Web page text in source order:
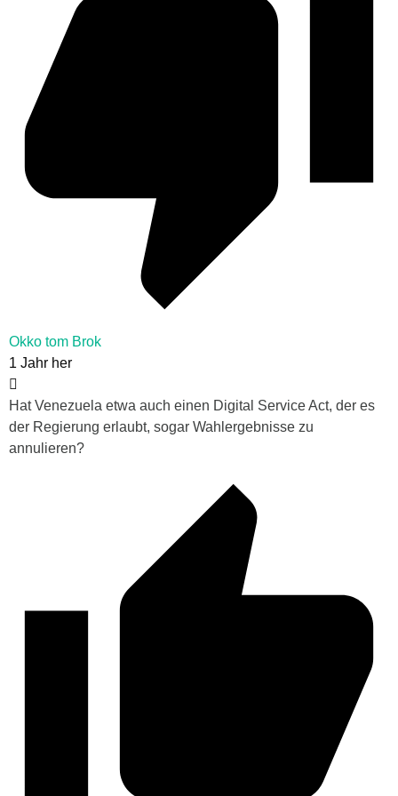
Okko tom Brok
1 Jahr her
Hat Venezuela etwa auch einen Digital Service Act, der es
der Regierung erlaubt, sogar Wahlergebnisse zu
annulieren?